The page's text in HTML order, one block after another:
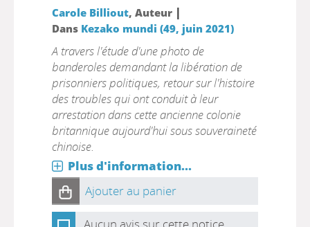
Carole Billiout, Auteur |
Dans Kezako mundi (49, juin 2021)
A travers l'étude d'une photo de
banderoles demandant la libération de
prisonniers politiques, retour sur l'histoire
des troubles qui ont conduit à leur
arrestation dans cette ancienne colonie
britannique aujourd'hui sous souveraineté
chinoise.
Plus d'information...
Ajouter au panier